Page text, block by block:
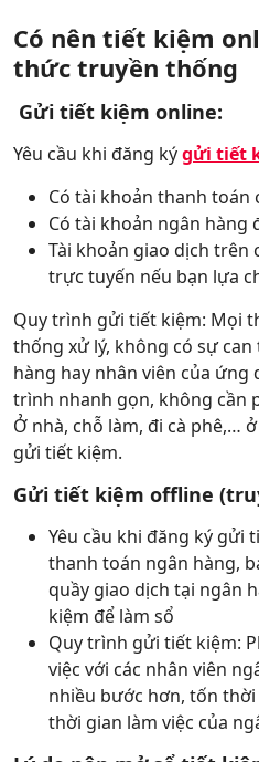
Có nên tiết kiệm
thức truyền thống
Gửi tiết kiệm online:
Yêu cầu khi đăng kýgửi tiết
Có tài khoản thanh toán
Có tài khoản ngân
Tài khoản giao dịch
trực tuyến nếu bạn lựa
Quy trình gửi tiết kiệm: Mọi
thống xử lý, không có sự
hàng hay nhân viên của
trình nhanh gọn, không cần
Ở nhà, chỗ làm, đi cà phê,…
gửi tiết kiệm.
Gửi tiết kiệm offline
Yêu cầu khi đăng ký gửi
thanh toán ngân hàng,
quầy giao dịch tại ngân
kiệm để làm sổ
Quy trình gửi tiết kiệm:
việc với các nhân viên
nhiều bước hơn, tốn
thời gian làm việc của